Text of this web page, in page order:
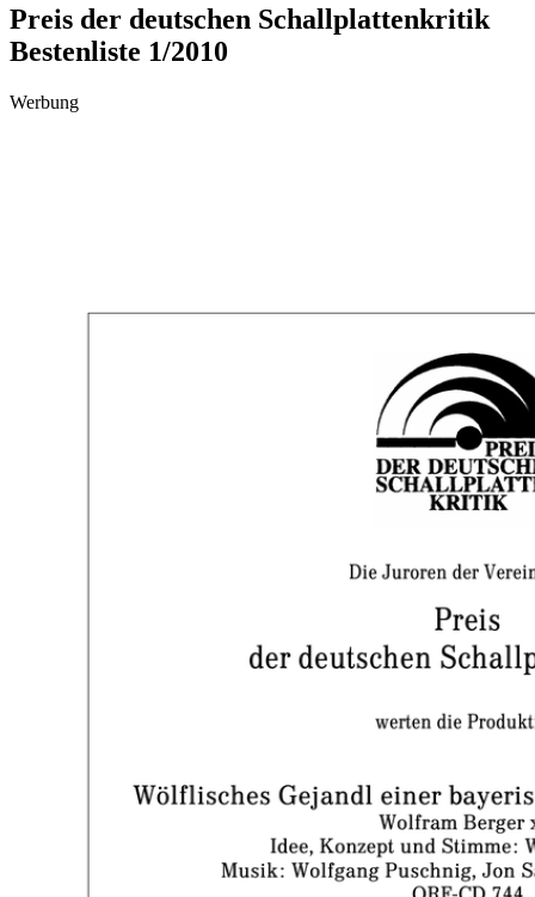
Preis der deutschen Schallplattenkritik
Bestenliste 1/2010
Werbung